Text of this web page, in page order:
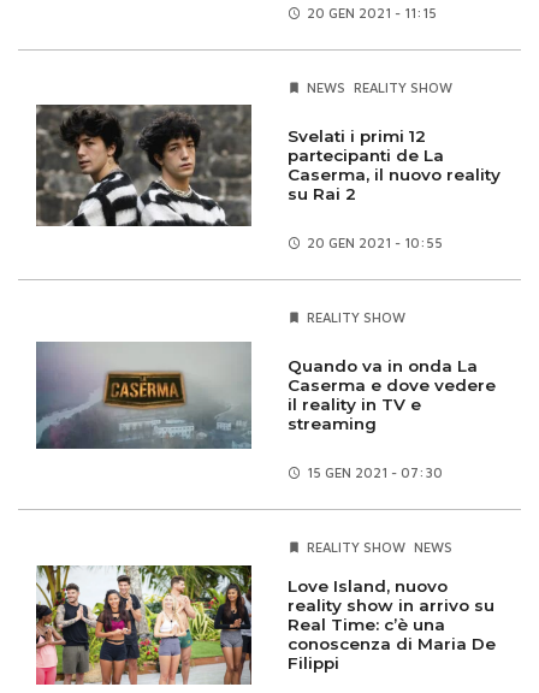
20 GEN 2021 - 11:15
NEWS REALITY SHOW
Svelati i primi 12
partecipanti de La
Caserma, il nuovo reality
su Rai 2
20 GEN 2021 - 10:55
REALITY SHOW
Quando va in onda La
Caserma e dove vedere
il reality in TV e
streaming
15 GEN 2021 - 07:30
REALITY SHOW NEWS
Love Island, nuovo
reality show in arrivo su
Real Time: c’è una
conoscenza di Maria De
Filippi